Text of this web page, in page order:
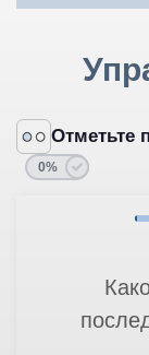
Отметьте
0%